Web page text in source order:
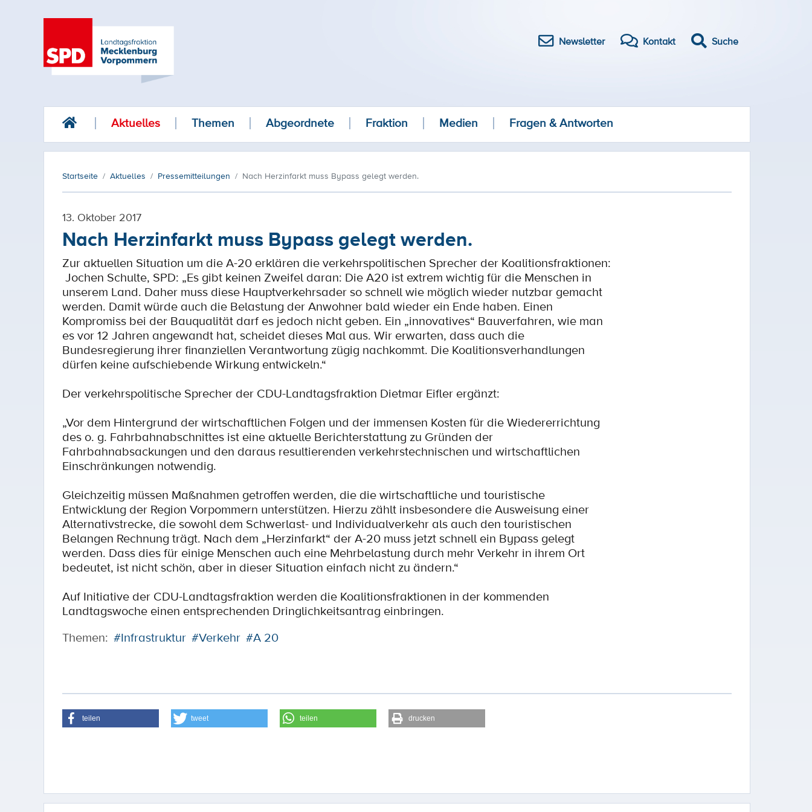
Newsletter Kontakt Suche
Aktuelles Themen Abgeordnete Fraktion Medien Fragen & Antworten
Startseite Aktuelles Pressemitteilungen Nach Herzinfarkt muss Bypass gelegt werden.
13. Oktober 2017
Nach Herzinfarkt muss Bypass gelegt werden.
Zur aktuellen Situation um die A-20 erklären die verkehrspolitischen Sprecher der Koalitionsfraktionen:
Jochen Schulte, SPD: „Es gibt keinen Zweifel daran: Die A20 ist extrem wichtig für die Menschen in
unserem Land. Daher muss diese Hauptverkehrsader so schnell wie möglich wieder nutzbar gemacht
werden. Damit würde auch die Belastung der Anwohner bald wieder ein Ende haben. Einen
Kompromiss bei der Bauqualität darf es jedoch nicht geben. Ein „innovatives“ Bauverfahren, wie man
es vor 12 Jahren angewandt hat, scheidet dieses Mal aus. Wir erwarten, dass auch die
Bundesregierung ihrer finanziellen Verantwortung zügig nachkommt. Die Koalitionsverhandlungen
dürfen keine aufschiebende Wirkung entwickeln.“
Der verkehrspolitische Sprecher der CDU-Landtagsfraktion Dietmar Eifler ergänzt:
„Vor dem Hintergrund der wirtschaftlichen Folgen und der immensen Kosten für die Wiedererrichtung
des o. g. Fahrbahnabschnittes ist eine aktuelle Berichterstattung zu Gründen der
Fahrbahnabsackungen und den daraus resultierenden verkehrstechnischen und wirtschaftlichen
Einschränkungen notwendig.
Gleichzeitig müssen Maßnahmen getroffen werden, die die wirtschaftliche und touristische
Entwicklung der Region Vorpommern unterstützen. Hierzu zählt insbesondere die Ausweisung einer
Alternativstrecke, die sowohl dem Schwerlast- und Individualverkehr als auch den touristischen
Belangen Rechnung trägt. Nach dem „Herzinfarkt“ der A-20 muss jetzt schnell ein Bypass gelegt
werden. Dass dies für einige Menschen auch eine Mehrbelastung durch mehr Verkehr in ihrem Ort
bedeutet, ist nicht schön, aber in dieser Situation einfach nicht zu ändern.“
Auf Initiative der CDU-Landtagsfraktion werden die Koalitionsfraktionen in der kommenden
Landtagswoche einen entsprechenden Dringlichkeitsantrag einbringen.
Themen: #Infrastruktur #Verkehr #A 20
teilen tweet teilen drucken